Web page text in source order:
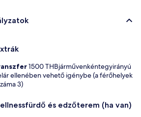
1500 THBjárművenkéntegyirányú
ellenében vehető igénybe (a férőhelyek
3)
és edzőterem (ha van)